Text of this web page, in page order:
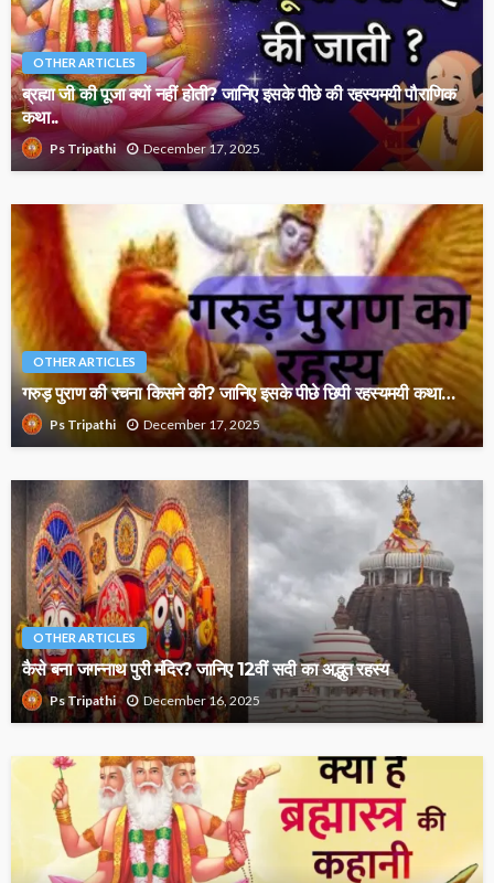
OTHER ARTICLES
ब्रह्मा जी की पूजा क्यों नहीं होती? जानिए इसके पीछे की रहस्यमयी पौराणिक
कथा..
Ps Tripathi December 17, 2025
OTHER ARTICLES
गरुड़ पुराण की रचना किसने की? जानिए इसके पीछे छिपी रहस्यमयी कथा…
Ps Tripathi December 17, 2025
OTHER ARTICLES
कैसे बना जगन्नाथ पुरी मंदिर? जानिए 12वीं सदी का अद्भुत रहस्य
Ps Tripathi December 16, 2025